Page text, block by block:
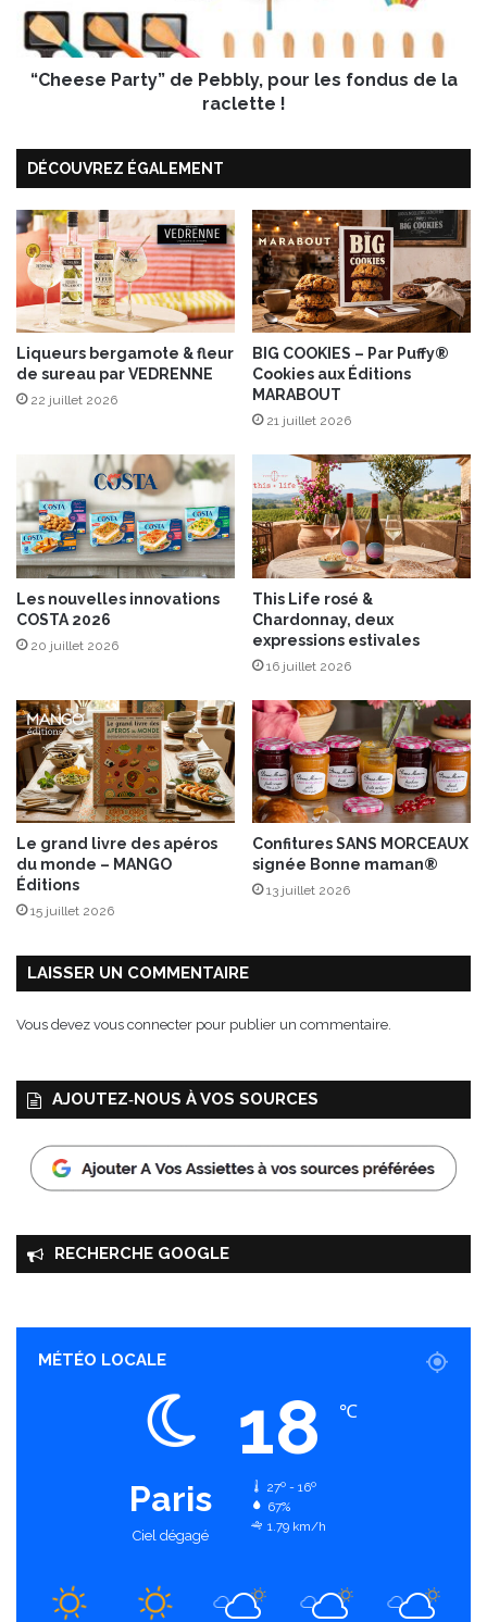
i
o
r
t
”
e
P
e
b
l
y
p
o
e
s
f
o
n
d
u
s
l
a
r
a
c
t
t
“Cheese Party” de Pebbly, pour les fondus de la
raclette !
DÉCOUVREZ ÉGALEMENT
Liqueurs bergamote & fleur
de sureau par VEDRENNE
22 juillet 2026
BIG COOKIES – Par Puffy®
Cookies aux Éditions
MARABOUT
21 juillet 2026
Les nouvelles innovations
COSTA 2026
20 juillet 2026
This Life rosé &
Chardonnay, deux
expressions estivales
16 juillet 2026
Le grand livre des apéros
du monde – MANGO
Éditions
15 juillet 2026
Confitures SANS MORCEAUX
signée Bonne maman®
13 juillet 2026
LAISSER UN COMMENTAIRE
Vous devez vous connecter pour publier un commentaire.
AJOUTEZ‑NOUS À VOS SOURCES
RECHERCHE GOOGLE
MÉTÉO LOCALE
Paris
Ciel dégagé
18 ℃
27º - 16º
67%
1.79 km/h